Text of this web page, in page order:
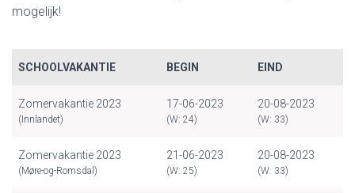
mogelijk!
SCHOOLVAKANTIE BEGIN EIND
Zomervakantie 2023
(Innlandet)
17-06-2023
(W: 24)
20-08-2023
(W: 33)
Zomervakantie 2023
(Møre-og-Romsdal)
21-06-2023
(W: 25)
20-08-2023
(W: 33)